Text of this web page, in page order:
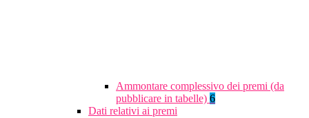
Ammontare complessivo dei premi (da
pubblicare in tabelle) 6
Dati relativi ai premi